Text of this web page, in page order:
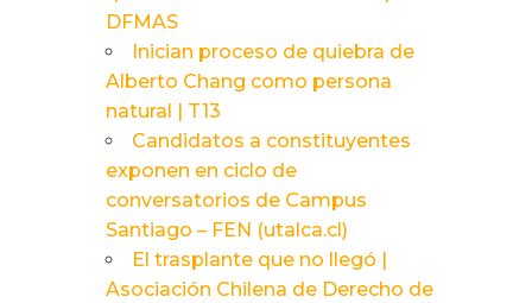
DFMAS
Inician proceso de quiebra de
Alberto Chang como persona
natural | T13
Candidatos a constituyentes
exponen en ciclo de
conversatorios de Campus
Santiago – FEN (utalca.cl)
El trasplante que no llegó |
Asociación Chilena de Derecho de